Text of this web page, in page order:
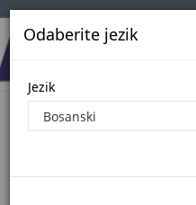
Odaberite jezik
Jezik
Pregled